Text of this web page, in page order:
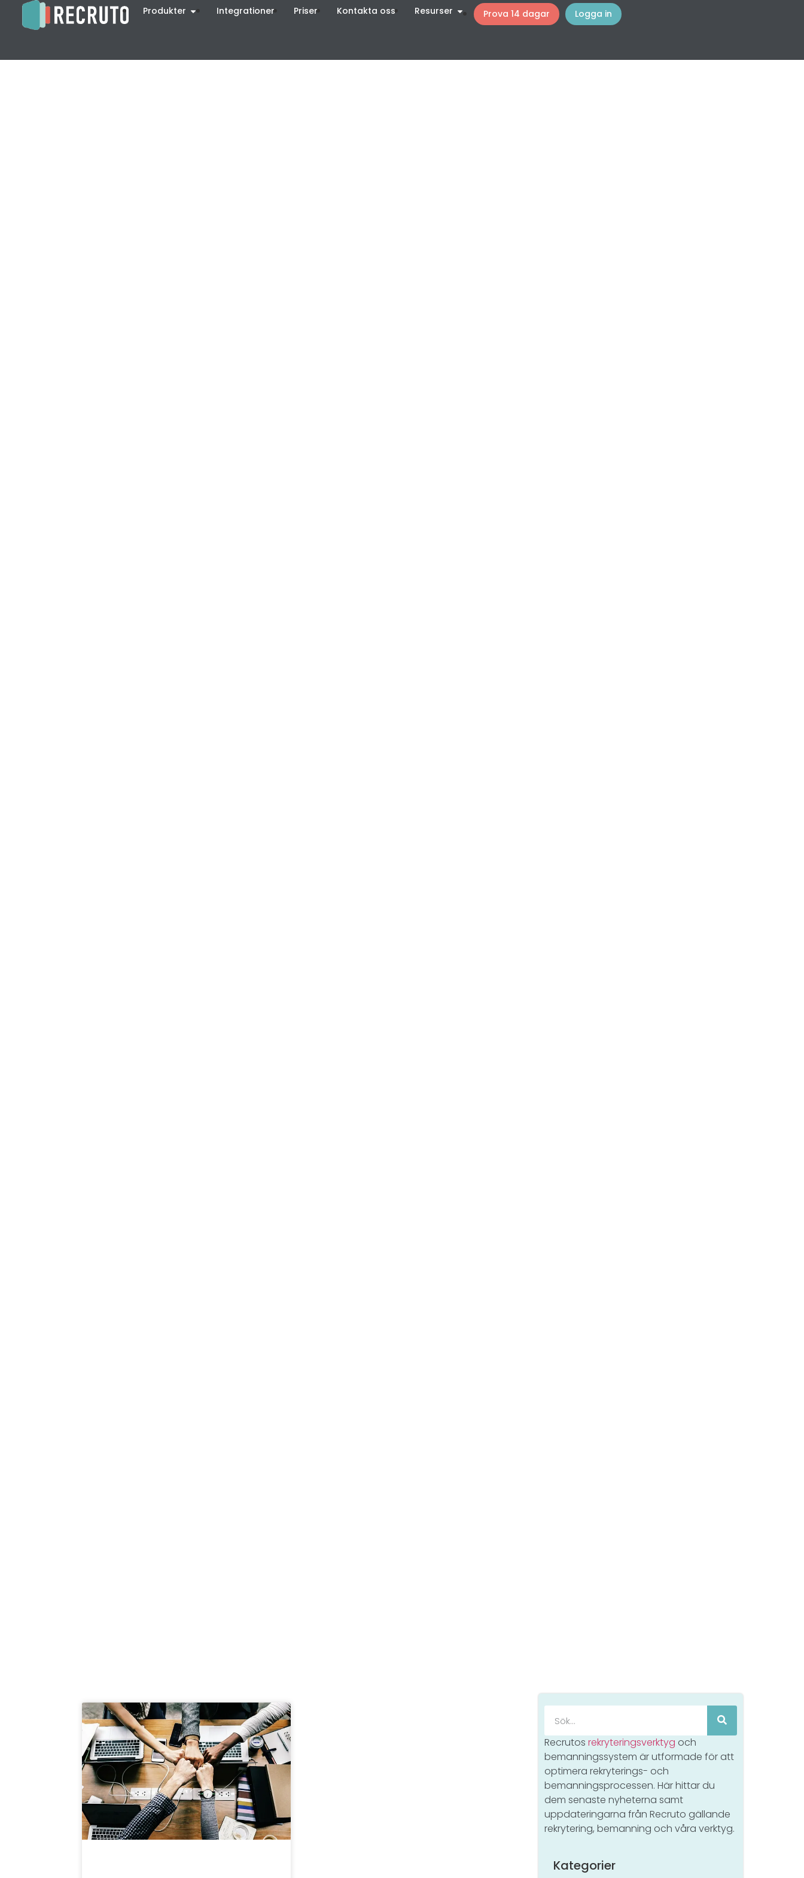
Produkter Integrationer Priser Kontakta oss Resurser Prova 14 dagar Logga in
Recrutos rekryteringsverktyg och
bemanningssystem är utformade för att
optimera rekryterings- och
bemanningsprocessen. Här hittar du
dem senaste nyheterna samt
uppdateringarna från Recruto gällande
rekrytering, bemanning och våra verktyg.
Kategorier